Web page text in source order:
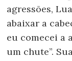
agressões,
abaixar a
eu comecei a
um chute”.